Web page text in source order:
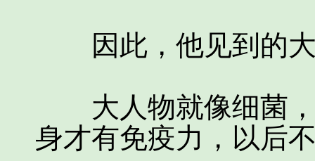
因此，他见到的大
大人物就像细菌，
身才有免疫力，以后